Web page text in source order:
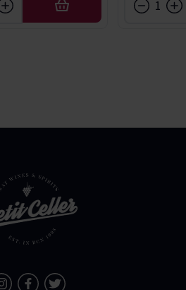
AFEGIR